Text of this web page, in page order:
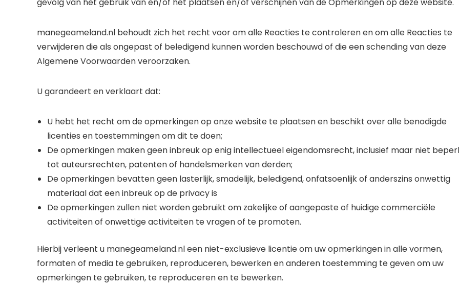
manegeameland.nl behoudt zich het recht voor om alle Reacties te controleren en om alle Reacties te
verwijderen die als ongepast of beledigend kunnen worden beschouwd of die een schending van deze
Algemene Voorwaarden veroorzaken.
U garandeert en verklaart dat:
U hebt het recht om de opmerkingen op onze website te plaatsen en beschikt over alle benodigde
licenties en toestemmingen om dit te doen;
De opmerkingen maken geen inbreuk op enig intellectueel eigendomsrecht, inclusief maar niet
tot auteursrechten, patenten of handelsmerken van derden;
De opmerkingen bevatten geen lasterlijk, smadelijk, beledigend, onfatsoenlijk of anderszins onwettig
materiaal dat een inbreuk op de privacy is
De opmerkingen zullen niet worden gebruikt om zakelijke of aangepaste of huidige commerciële
activiteiten of onwettige activiteiten te vragen of te promoten.
Hierbij verleent u manegeameland.nl een niet-exclusieve licentie om uw opmerkingen in alle vormen,
formaten of media te gebruiken, reproduceren, bewerken en anderen toestemming te geven om uw
opmerkingen te gebruiken, te reproduceren en te bewerken.